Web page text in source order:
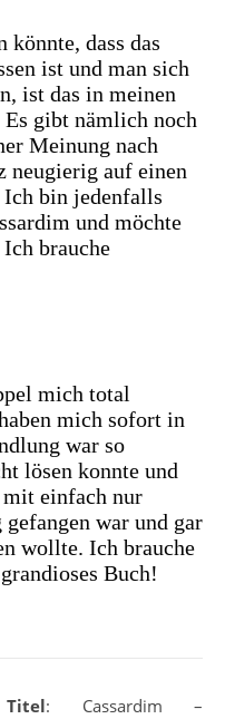
könnte, dass das
ist und man sich
ist das in meinen
gibt nämlich noch
Meinung nach
neugierig auf einen
Ich bin jedenfalls
und möchte
brauche
mich total
mich sofort in
war so
lösen konnte und
einfach nur
war und gar
wollte. Ich brauche
Buch!
Titel: Cassardim –